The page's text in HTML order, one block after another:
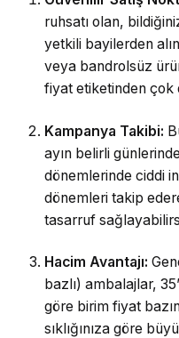
ruhsatı olan,
yetkili bayilerden
veya bandrolsüz
fiyat etiketinden çok
Kampanya Takibi:
ayın belirli
dönemlerinde ciddi
dönemleri takip
tasarruf
Hacim Avantajı:
bazlı) ambalajlar,
göre birim fiyat
sıklığınıza göre